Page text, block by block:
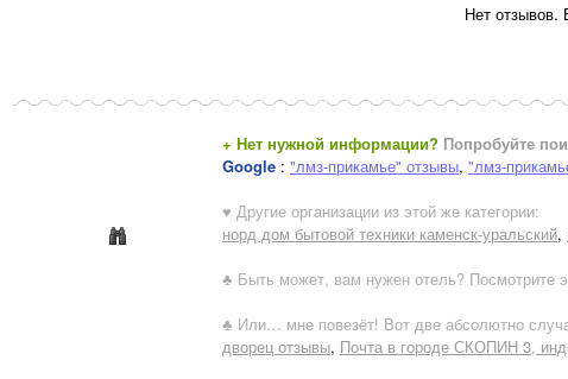
Нет
+ Нет нужной информации? Попробуйте
Google : "лмз-прикамье" отзывы, "лмз-
♥ Другие организации из этой же категории:
норд дом бытовой техники каменск-уральский,
♣ Быть может, вам нужен отель? Посмотрите
♣ Или… мне повезёт! Вот две абсолютно
дворец отзывы, Почта в городе СКОПИН 3,